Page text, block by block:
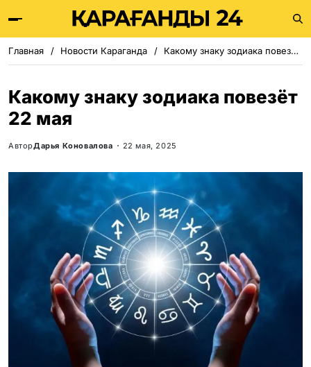
Главная Новости Караганда Какому знаку зодиака повезёт 22 мая
Какому знаку зодиака повезёт
22 мая
АвторДарья Коновалова 22 мая, 2025